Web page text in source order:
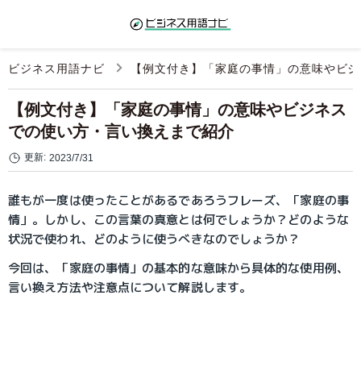
ビジネス用語ナビ 【例文付き】「家庭の事情」の意味やビ
【例文付き】「家庭の事情」の意味やビジネス
での使い方・言い換えまで紹介
更新: 2023/7/31
誰もが一度は使ったことがあるであろうフレーズ、「家庭の事
情」。しかし、この言葉の真意とは何でしょうか？どのような
状況で使われ、どのように使うべきなのでしょうか？
今回は、「家庭の事情」の基本的な意味から具体的な使用例、
言い換え方法や注意点について解説します。